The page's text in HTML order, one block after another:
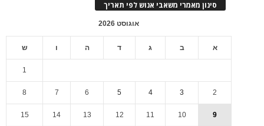
סינון מאמרי משאבי אנוש לפי תאריך
אוגוסט 2026
א ב ג ד ה ו ש
1
2
3
4
5
6
7
8
9
10
11
12
13
14
15